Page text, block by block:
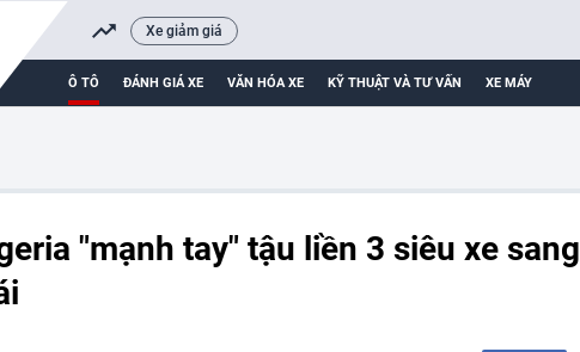
Xe giảm giá
Ô TÔ ĐÁNH GIÁ XE VĂN HÓA XE KỸ THUẬT VÀ TƯ VẤN XE MÁY
"mạnh tay" tậu liền 3 siêu xe sang